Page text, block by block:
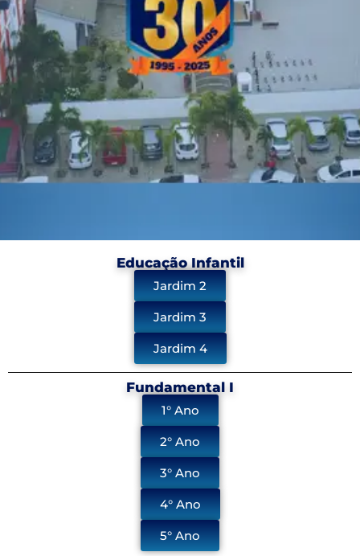
Educação Infantil
Jardim 2
Jardim 3
Jardim 4
Fundamental I
1° Ano
2° Ano
3° Ano
4° Ano
5° Ano